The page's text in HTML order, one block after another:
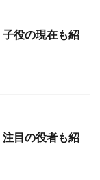
役の現在も紹
目の役者も紹